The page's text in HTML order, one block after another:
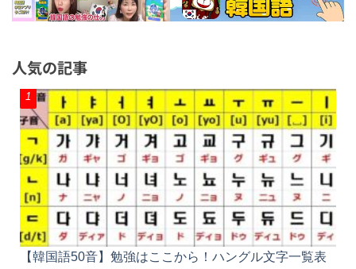
人気の記事
【韓国語50音】勉強はここから！ハングル文字一覧